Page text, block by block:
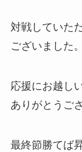
対戦していた
ございました。
応援にお越し
ありがとうご
最終節勝てば